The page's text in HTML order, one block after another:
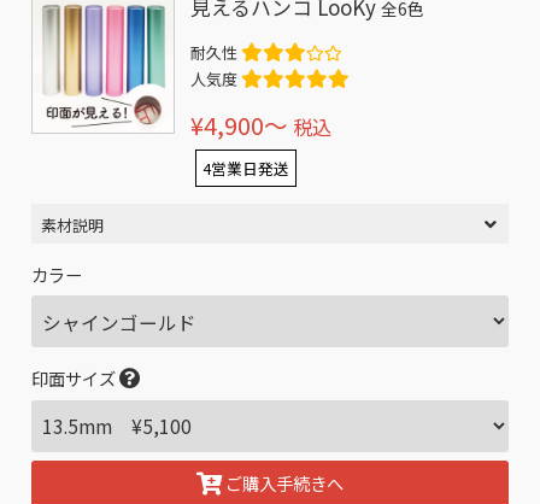
見えるハンコ LooKy全6色
耐久性
人気度
¥4,900〜 税込
4営業日発送
素材説明
カラー
印面サイズ
ご購入手続きへ